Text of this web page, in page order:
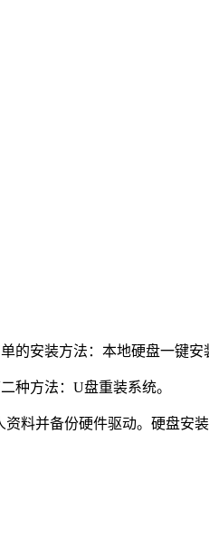
的安装方法：本地硬盘一键安
种方法：U盘重装系统。
并备份硬件驱动。硬盘安装